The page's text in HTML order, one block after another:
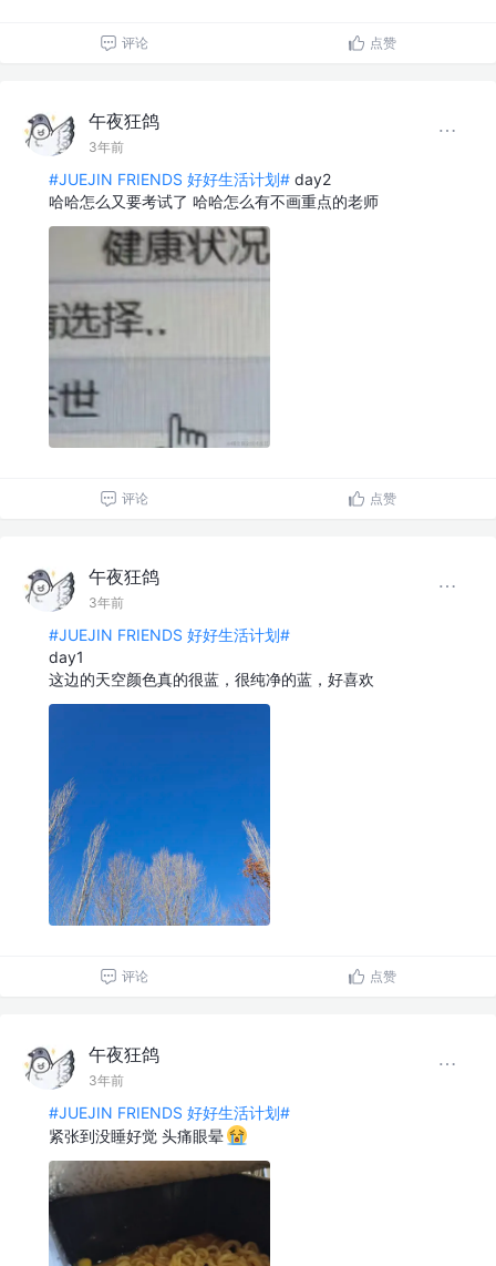
评论 点赞
午夜狂鸽
3年前
#JUEJIN FRIENDS 好好生活计划# day2
哈哈怎么又要考试了 哈哈怎么有不画重点的老师
评论 点赞
午夜狂鸽
3年前
#JUEJIN FRIENDS 好好生活计划#
day1
这边的天空颜色真的很蓝，很纯净的蓝，好喜欢
评论 点赞
午夜狂鸽
3年前
#JUEJIN FRIENDS 好好生活计划#
紧张到没睡好觉 头痛眼晕